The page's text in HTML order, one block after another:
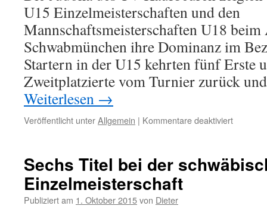
in
U15 Einzelmeisterschaften und den
Mannschaftsmeisterschaften U18
Schwabmünchen ihre Dominanz im
Startern in der U15 kehrten fünf Erste
Zweitplatzierte vom Turnier zurück
Weiterlesen →
Veröffentlicht unterAllgemein | Kommentare deaktiviertfür
der
Sechs Titel bei der
Einzelmeisterschaft
Publiziert am 1. Oktober 2015von Dieter